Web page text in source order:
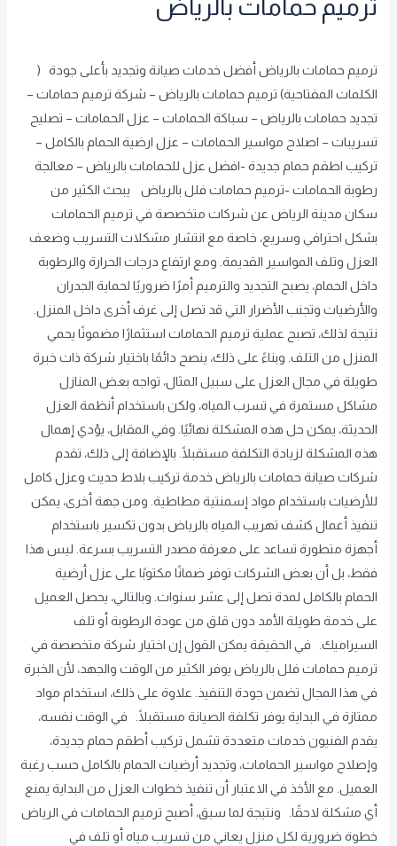
ترميم حمامات بالرياض
ترميم حمامات بالرياض أفضل خدمات صيانة وتجديد بأعلى جودة (
الكلمات المفتاحية) ترميم حمامات بالرياض – شركة ترميم حمامات –
تجديد حمامات بالرياض – سباكة الحمامات – عزل الحمامات – تصليح
تسريبات – اصلاح مواسير الحمامات – عزل ارضية الحمام بالكامل –
تركيب اطقم حمام جديدة -افضل عزل للحمامات بالرياض – معالجة
رطوبة الحمامات -ترميم حمامات فلل بالرياض يبحث الكثير من
سكان مدينة الرياض عن شركات متخصصة في ترميم الحمامات
بشكل احترافي وسريع، خاصة مع انتشار مشكلات التسريب وضعف
العزل وتلف المواسير القديمة. ومع ارتفاع درجات الحرارة والرطوبة
داخل الحمام، يصبح التجديد والترميم أمرًا ضروريًا لحماية الجدران
والأرضيات وتجنب الأضرار التي قد تصل إلى غرف أخرى داخل المنزل.
نتيجة لذلك، تصبح عملية ترميم الحمامات استثمارًا مضمونًا يحمي
المنزل من التلف. وبناءً على ذلك، ينصح دائمًا باختيار شركة ذات خبرة
طويلة في مجال العزل على سبيل المثال، تواجه بعض المنازل
مشاكل مستمرة في تسرب المياه، ولكن باستخدام أنظمة العزل
الحديثة، يمكن حل هذه المشكلة نهائيًا. وفي المقابل، يؤدي إهمال
هذه المشكلة لزيادة التكلفة مستقبلًا. بالإضافة إلى ذلك، تقدم
شركات صيانة حمامات بالرياض خدمة تركيب بلاط حديث وعزل كامل
للأرضيات باستخدام مواد إسمنتية مطاطية. ومن جهة أخرى، يمكن
تنفيذ أعمال كشف تهريب المياه بالرياض بدون تكسير باستخدام
أجهزة متطورة تساعد على معرفة مصدر التسريب بسرعة. ليس هذا
فقط، بل أن بعض الشركات توفر ضمانًا مكتوبًا على عزل أرضية
الحمام بالكامل لمدة تصل إلى عشر سنوات. وبالتالي، يحصل العميل
على خدمة طويلة الأمد دون قلق من عودة الرطوبة أو تلف
السيراميك. في الحقيقة يمكن القول إن اختيار شركة متخصصة في
ترميم حمامات فلل بالرياض يوفر الكثير من الوقت والجهد، لأن الخبرة
في هذا المجال تضمن جودة التنفيذ. علاوة على ذلك، استخدام مواد
ممتازة في البداية يوفر تكلفة الصيانة مستقبلًا. في الوقت نفسه،
يقدم الفنيون خدمات متعددة تشمل تركيب أطقم حمام جديدة،
وإصلاح مواسير الحمامات، وتجديد أرضيات الحمام بالكامل حسب رغبة
العميل. مع الأخذ في الاعتبار أن تنفيذ خطوات العزل من البداية يمنع
أي مشكلة لاحقًا. ونتيجة لما سبق، أصبح ترميم الحمامات في الرياض
خطوة ضرورية لكل منزل يعاني من تسريب مياه أو تلف في